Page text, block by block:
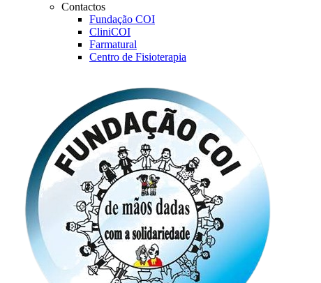
Contactos
Fundação COI
CliniCOI
Farmatural
Centro de Fisioterapia